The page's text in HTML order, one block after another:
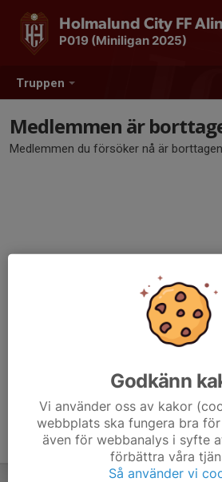
Truppen
Holmalund City FF
P019 (Miniligan 2025)
Medlemmen är
Medlemmen du försöker nå är
Godkänn
Vi använder oss av kakor
webbplats ska fungera bra
även för webbanalys i syfte
förbättra våra
Så använder vi